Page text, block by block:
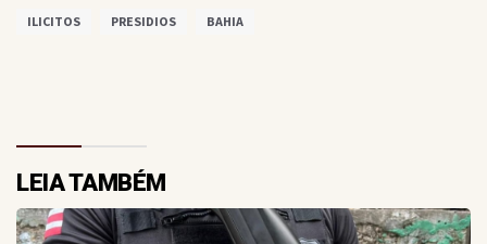
ILICITOS PRESIDIOS BAHIA
LEIA TAMBÉM